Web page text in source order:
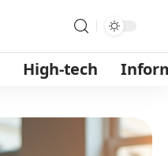
High-tech